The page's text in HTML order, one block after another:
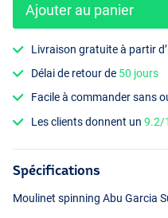
Ajouter au panier
Livraison gratuite à partir
Délai de retour de 50 jours
Facile à commander sans
Les clients donnent un9.2/
Spécifications
Moulinet spinning Abu Garcia